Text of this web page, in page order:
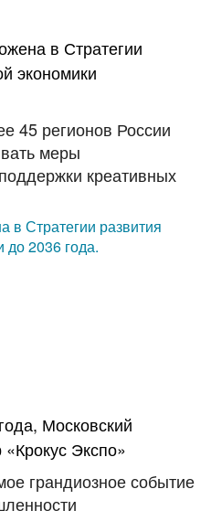
45 регионов России
меры
креативных
в Стратегии развития
до 2036 года.
грандиозное событие